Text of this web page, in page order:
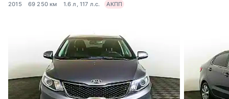
2015 69 250 км 1.6 л, 117 л.с. АКПП